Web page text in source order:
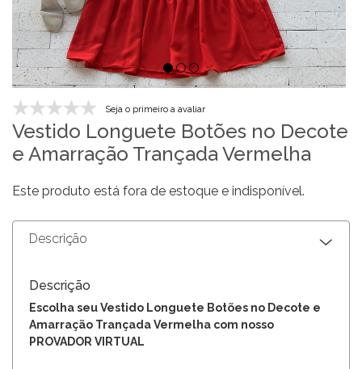
Seja o primeiro a avaliar
Vestido Longuete Botões no Decote
e Amarração Trançada Vermelha
Este produto está fora de estoque e indisponível.
Descrição
Descrição
Escolha seu Vestido Longuete Botões no Decote e
Amarração Trançada Vermelha com nosso
PROVADOR VIRTUAL